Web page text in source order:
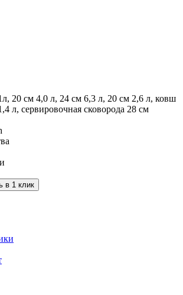
20 см 4,0 л, 24 см 6,3 л, 20 см 2,6 л, ковш
л, сервировочная сковорода 28 см
в 1 клик